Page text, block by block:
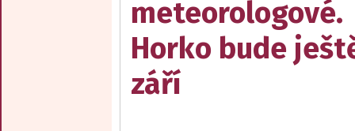
meteorologové.
Horko bude
září